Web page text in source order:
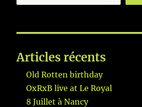
Articles récents
Old Rotten birthday
OxRxB live at Le Royal
8 Juillet à Nancy